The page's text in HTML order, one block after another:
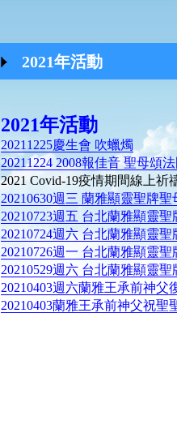
2021年活動
2021年活動
20211225慶生會 吹蠟燭
20211224 2008報佳音 聖母頌
2021 Covid-19疫情期間線上祈
20210630週三 蘭雅顯靈聖牌
20210723週五 台北蘭雅顯靈
20210724週六 台北蘭雅顯靈
20210726週一 台北蘭雅顯靈
20210529週六 台北蘭雅顯靈聖
20210403週六蘭雅王承前神父
20210403蘭雅王承前神父祝聖